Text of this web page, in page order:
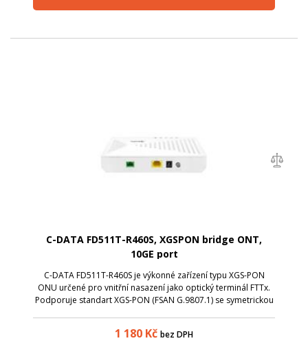
C-DATA FD511T-R460S, XGSPON bridge ONT,
10GE port
C-DATA FD511T-R460S je výkonné zařízení typu XGS-PON
ONU určené pro vnitřní nasazení jako optický terminál FTTx.
Podporuje standart XGS-PON (FSAN G.9807.1) se symetrickou
1 180 Kč bez DPH